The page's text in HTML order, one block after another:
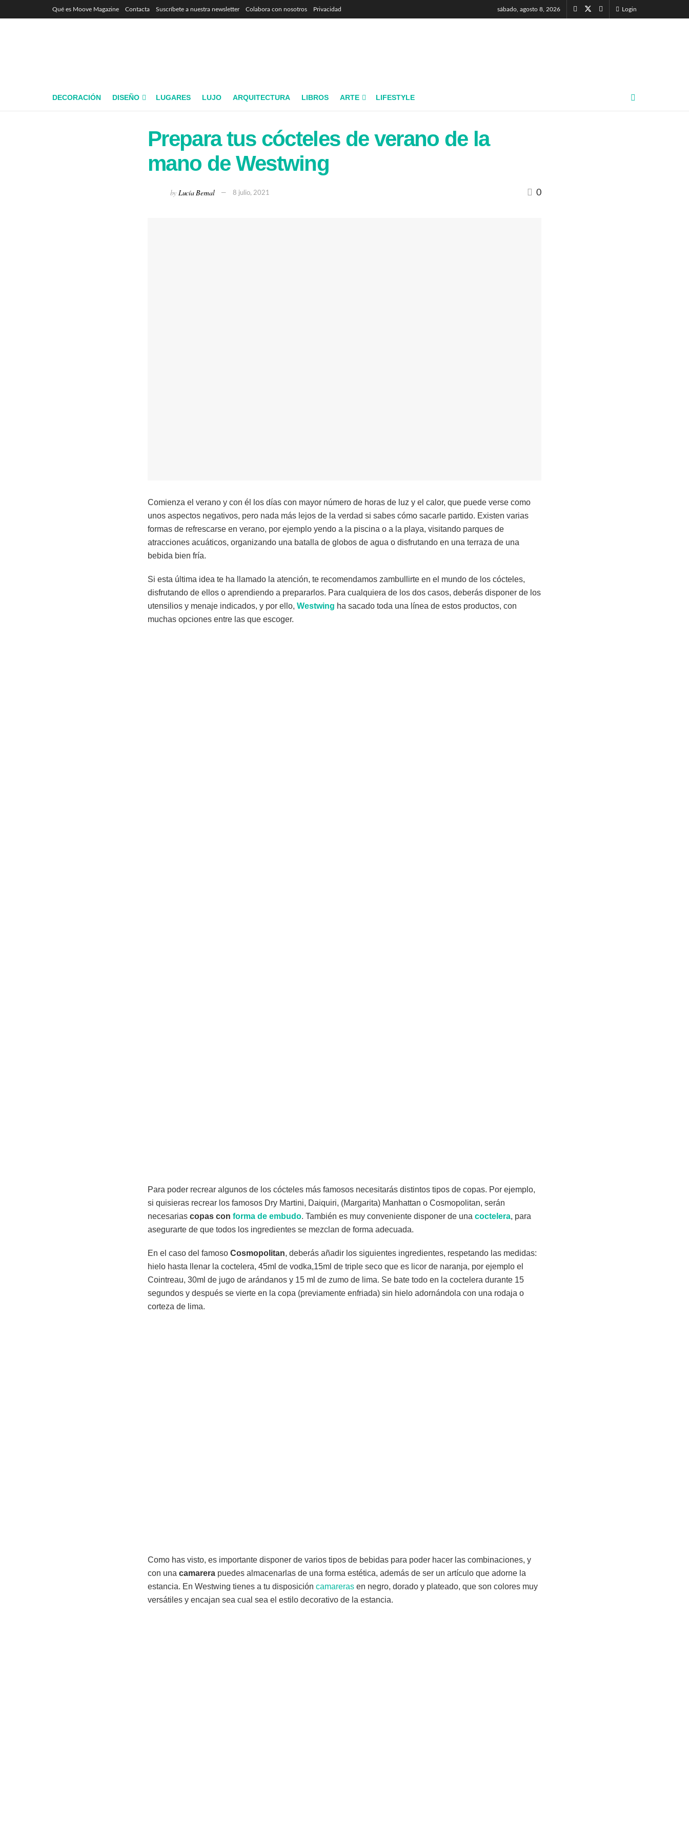
Qué es Moove Magazine Contacta Suscríbete a nuestra newsletter Colabora con nosotros Privacidad sábado, agosto 8, 2026 Login
DECORACIÓN DISEÑO LUGARES LUJO ARQUITECTURA LIBROS ARTE LIFESTYLE
Prepara tus cócteles de verano de la
mano de Westwing
by Lucía Bernal 8 julio, 2021 0
Comienza el verano y con él los días con mayor número de horas de luz y el calor, que puede verse como
unos aspectos negativos, pero nada más lejos de la verdad si sabes cómo sacarle partido. Existen varias
formas de refrescarse en verano, por ejemplo yendo a la piscina o a la playa, visitando parques de
atracciones acuáticos, organizando una batalla de globos de agua o disfrutando en una terraza de una
bebida bien fría.
Si esta última idea te ha llamado la atención, te recomendamos zambullirte en el mundo de los cócteles,
disfrutando de ellos o aprendiendo a prepararlos. Para cualquiera de los dos casos, deberás disponer de los
utensilios y menaje indicados, y por ello, Westwing ha sacado toda una línea de estos productos, con
muchas opciones entre las que escoger.
Para poder recrear algunos de los cócteles más famosos necesitarás distintos tipos de copas. Por ejemplo,
si quisieras recrear los famosos Dry Martini, Daiquiri, (Margarita) Manhattan o Cosmopolitan, serán
necesarias copas con forma de embudo. También es muy conveniente disponer de una coctelera, para
asegurarte de que todos los ingredientes se mezclan de forma adecuada.
En el caso del famoso Cosmopolitan, deberás añadir los siguientes ingredientes, respetando las medidas:
hielo hasta llenar la coctelera, 45ml de vodka,15ml de triple seco que es licor de naranja, por ejemplo el
Cointreau, 30ml de jugo de arándanos y 15 ml de zumo de lima. Se bate todo en la coctelera durante 15
segundos y después se vierte en la copa (previamente enfriada) sin hielo adornándola con una rodaja o
corteza de lima.
Como has visto, es importante disponer de varios tipos de bebidas para poder hacer las combinaciones, y
con una camarera puedes almacenarlas de una forma estética, además de ser un artículo que adorne la
estancia. En Westwing tienes a tu disposición camareras en negro, dorado y plateado, que son colores muy
versátiles y encajan sea cual sea el estilo decorativo de la estancia.